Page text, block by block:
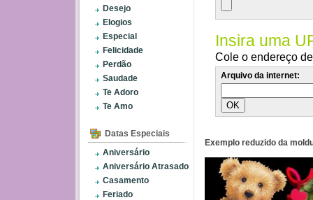
Desejo
Elogios
Especial
Felicidade
Perdão
Saudade
Te Adoro
Te Amo
Datas Especiais
Aniversário
Aniversário Atrasado
Casamento
Feriado
Insira uma
Cole o endereço
Arquivo da internet:
Exemplo reduzido da